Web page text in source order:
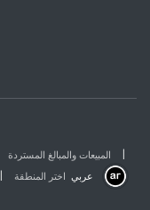
المبيعات والمبالغ المستردة |
| اختر المنطقة عربي